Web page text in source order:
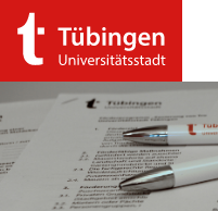
Direkt zum Inhalt